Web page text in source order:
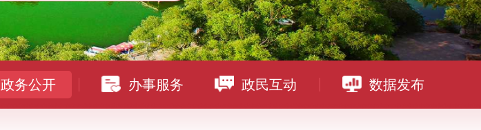
政务公开 办事服务 政民互动 数据发布